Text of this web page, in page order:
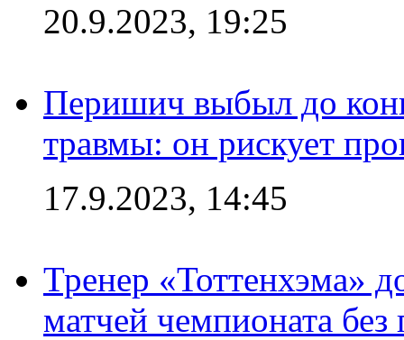
20.9.2023, 19:25
Перишич выбыл до
травмы: он рискует
17.9.2023, 14:45
Тренер «Тоттенхэма»
матчей чемпионата